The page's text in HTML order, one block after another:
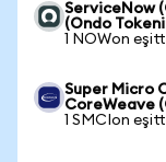
ServiceNow
(Ondo
1 NOWon
Super Micro
CoreWeave
1 SMCIon